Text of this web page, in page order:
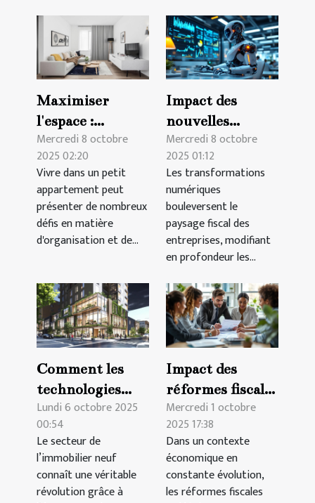
Maximiser
l'espace :
techniques pour
petits
appartements
Mercredi 8 octobre
2025 02:20
Vivre dans un petit
appartement peut
présenter de nombreux
défis en matière
d'organisation et de...
Impact des
nouvelles
technologies sur
la fiscalité des
entreprises
Mercredi 8 octobre
2025 01:12
Les transformations
numériques
bouleversent le
paysage fiscal des
entreprises, modifiant
en profondeur les...
Comment les
technologies
vertes
transforment
l'immobilier
neuf ?
Lundi 6 octobre 2025
00:54
Le secteur de
l’immobilier neuf
connaît une véritable
révolution grâce à
Impact des
réformes fiscales
sur les
stratégies
d'emploi en
entreprise
Mercredi 1 octobre
2025 17:38
Dans un contexte
économique en
constante évolution,
les réformes fiscales